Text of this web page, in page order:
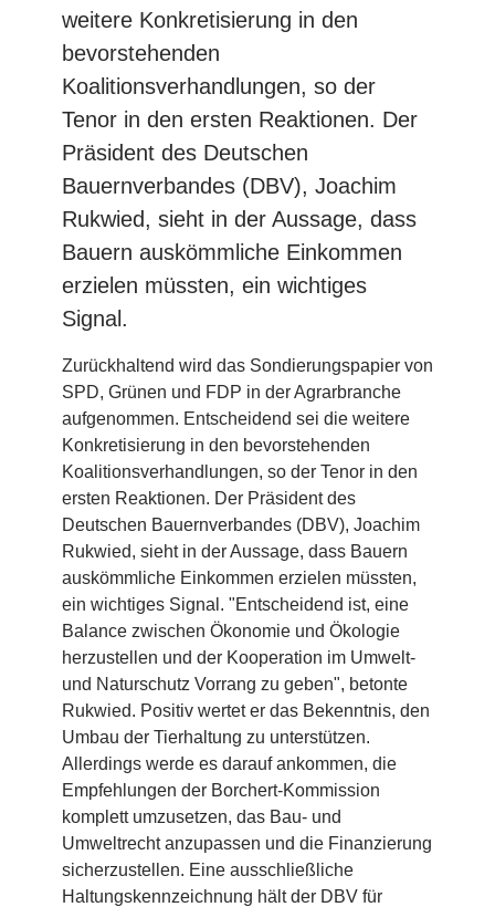
weitere Konkretisierung in den
bevorstehenden
Koalitionsverhandlungen, so der
Tenor in den ersten Reaktionen. Der
Präsident des Deutschen
Bauernverbandes (DBV), Joachim
Rukwied, sieht in der Aussage, dass
Bauern auskömmliche Einkommen
erzielen müssten, ein wichtiges
Signal.
Zurückhaltend wird das Sondierungspapier von
SPD, Grünen und FDP in der Agrarbranche
aufgenommen. Entscheidend sei die weitere
Konkretisierung in den bevorstehenden
Koalitionsverhandlungen, so der Tenor in den
ersten Reaktionen. Der Präsident des
Deutschen Bauernverbandes (DBV), Joachim
Rukwied, sieht in der Aussage, dass Bauern
auskömmliche Einkommen erzielen müssten,
ein wichtiges Signal. "Entscheidend ist, eine
Balance zwischen Ökonomie und Ökologie
herzustellen und der Kooperation im Umwelt-
und Naturschutz Vorrang zu geben", betonte
Rukwied. Positiv wertet er das Bekenntnis, den
Umbau der Tierhaltung zu unterstützen.
Allerdings werde es darauf ankommen, die
Empfehlungen der Borchert-Kommission
komplett umzusetzen, das Bau- und
Umweltrecht anzupassen und die Finanzierung
sicherzustellen. Eine ausschließliche
Haltungskennzeichnung hält der DBV für